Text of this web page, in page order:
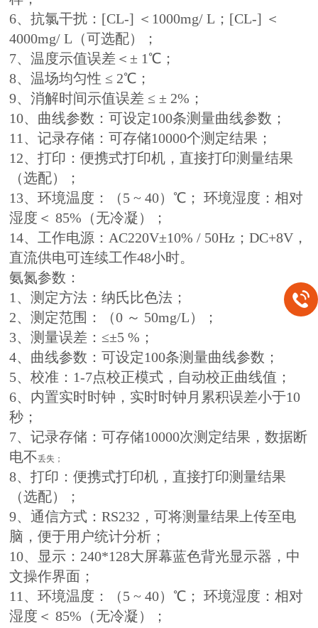
6、抗氯干扰：[CL-] ＜1000mg/ L；[CL-] ＜
4000mg/ L（可选配）；
7、温度示值误差＜± 1℃；
8、温场均匀性 ≤ 2℃；
9、消解时间示值误差 ≤ ± 2%；
10、曲线参数：可设定100条测量曲线参数；
11、记录存储：可存储10000个测定结果；
12、打印：便携式打印机，直接打印测量结果
（选配）；
13、环境温度：（5 ~ 40）℃； 环境湿度：相对
湿度＜ 85%（无冷凝）；
14、工作电源：AC220V±10% / 50Hz；DC+8V，
直流供电可连续工作48小时。
氨氮参数：
1、测定方法：纳氏比色法；
2、测定范围：（0 ～ 50mg/L）；
3、测量误差：≤±5 %；
4、曲线参数：可设定100条测量曲线参数；
5、校准：1-7点校正模式，自动校正曲线值；
6、内置实时时钟，实时时钟月累积误差小于10
秒；
7、记录存储：可存储10000次测定结果，数据断
电不丢失；
8、打印：便携式打印机，直接打印测量结果
（选配）；
9、通信方式：RS232，可将测量结果上传至电
脑，便于用户统计分析；
10、显示：240*128大屏幕蓝色背光显示器，中
文操作界面；
11、环境温度：（5 ~ 40）℃； 环境湿度：相对
湿度＜ 85%（无冷凝）；